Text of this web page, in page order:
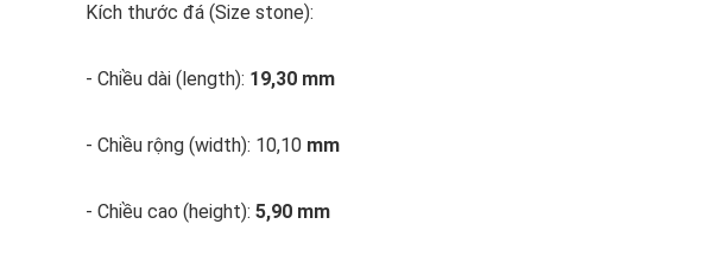
Kích thước đá (Size stone):
- Chiều dài (length): 19,30 mm
- Chiều rộng (width): 10,10 mm
- Chiều cao (height): 5,90 mm